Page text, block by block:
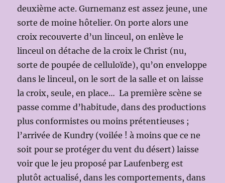
deuxième acte. Gurnemanz est assez jeune, une
sorte de moine hôtelier. On porte alors une
croix recouverte d’un linceul, on enlève le
linceul on détache de la croix le Christ (nu,
sorte de poupée de celluloïde), qu’on enveloppe
dans le linceul, on le sort de la salle et on laisse
la croix, seule, en place… La première scène se
passe comme d’habitude, dans des productions
plus conformistes ou moins prétentieuses ;
l’arrivée de Kundry (voilée ! à moins que ce ne
soit pour se protéger du vent du désert) laisse
voir que le jeu proposé par Laufenberg est
plutôt actualisé, dans les comportements, dans